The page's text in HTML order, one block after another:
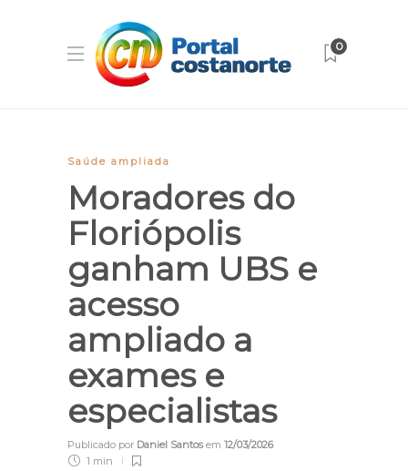
0
Saúde ampliada
Moradores do
Floriópolis
ganham UBS e
acesso
ampliado a
exames e
especialistas
Publicado por Daniel Santosem 12/03/2026
1 min